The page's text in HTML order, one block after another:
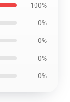
100%
0%
0%
0%
0%